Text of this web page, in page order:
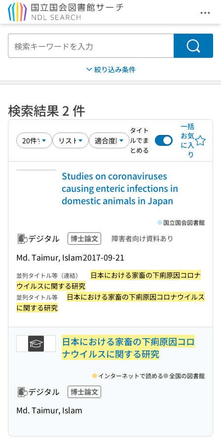
メ
検索
絞り込み条件
検索結果 2 件
タイト
ルでま
とめる
一括
お気
に入
り
Studies on coronaviruses
causing enteric infections in
domestic animals in Japan
デジタル 博士論文 障害者向け資料あり
Md. Taimur, Islam2017-09-21
国立国会図書館
並列タイトル等（連結）
日本における家畜の下痢原因コロナ
ウイルスに関する研究
並列タイトル等
日本における家畜の下痢原因コロナウイルス
に関する研究
日本における家畜の下痢原因コロ
ナウイルスに関する研究
デジタル 博士論文
Md. Taimur, Islam
インターネットで読める 全国の図書館